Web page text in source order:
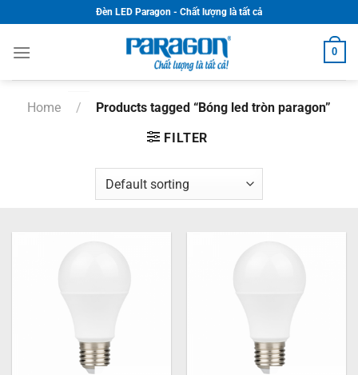
to
content
Đèn LED Paragon - Chất lượng là tất cả
0
Home /
Products tagged “Bóng led tròn paragon”
FILTER